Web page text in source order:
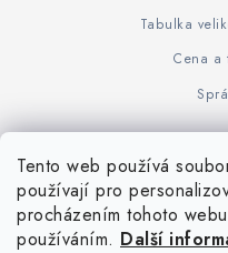
Tento web používá
používají pro
procházením tohoto
používáním. Další
Tabulka
Cena a
www.KOVOJUHASZ.cz